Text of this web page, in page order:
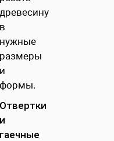
древесину
в
нужные
размеры
и
формы.
Отвертки
и
гаечные